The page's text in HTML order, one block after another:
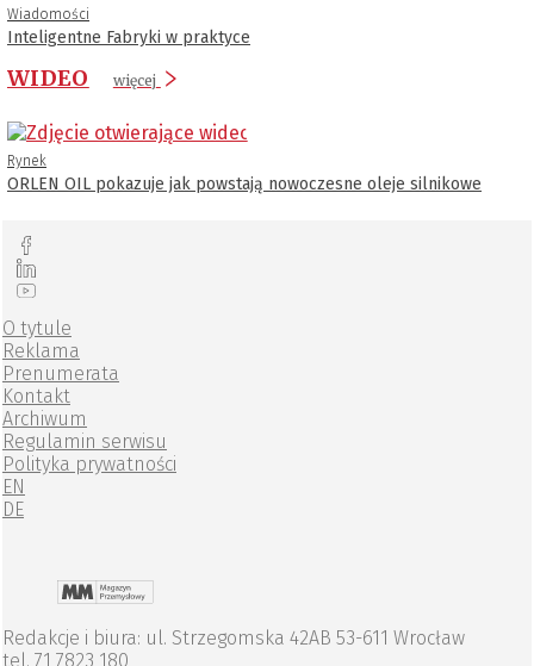
Wiadomości
Inteligentne Fabryki w praktyce
WIDEO więcej
Rynek
ORLEN OIL pokazuje jak powstają nowoczesne oleje silnikowe
O tytule
Reklama
Prenumerata
Kontakt
Archiwum
Regulamin serwisu
Polityka prywatności
EN
DE
Redakcje i biura: ul. Strzegomska 42AB 53-611 Wrocław
tel. 71 7823 180